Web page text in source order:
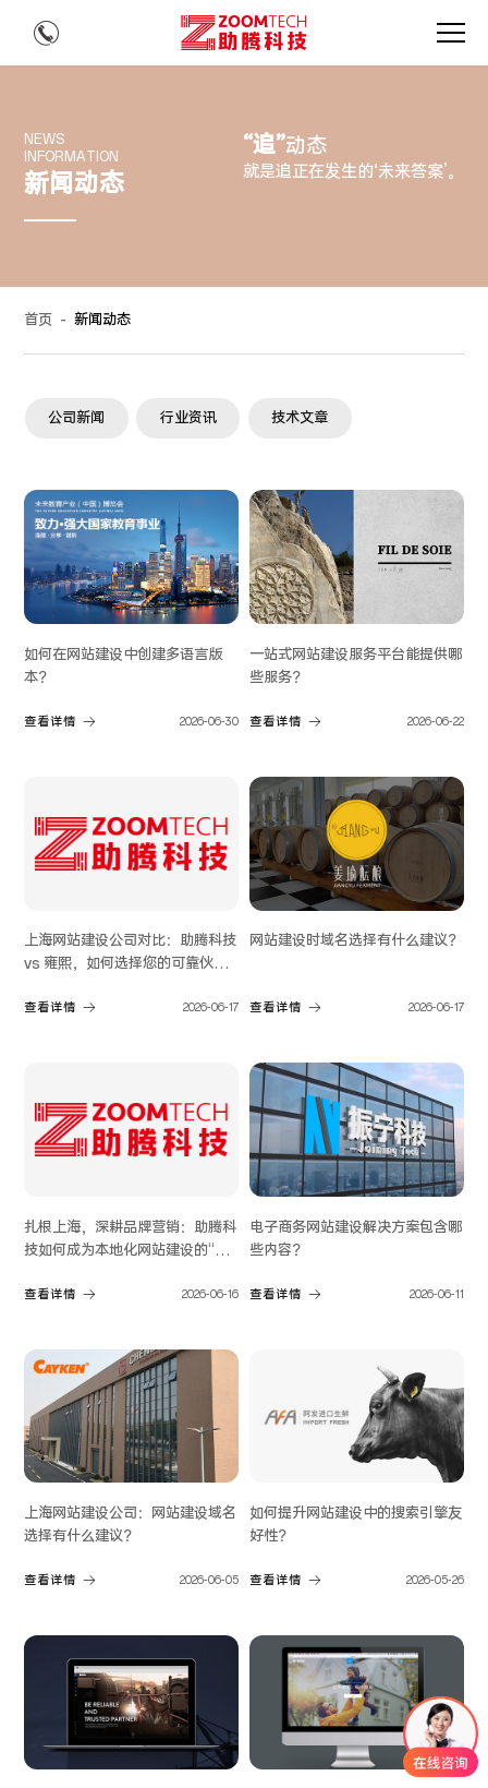
NEWS
INFORMATION
新闻动态
“追”动态
就是追正在发生的‘未来答案’。
首页 - 新闻动态
公司新闻 行业资讯 技术文章
如何在网站建设中创建多语言版
本？
查看详情 2026-06-30
一站式网站建设服务平台能提供哪
些服务？
查看详情 2026-06-22
上海网站建设公司对比：助腾科技
vs 雍熙，如何选择您的可靠伙
查看详情 2026-06-17
网站建设时域名选择有什么建议？
查看详情 2026-06-17
扎根上海，深耕品牌营销：助腾科
技如何成为本地化网站建设的“优
查看详情 2026-06-16
电子商务网站建设解决方案包含哪
些内容？
查看详情 2026-06-11
上海网站建设公司：网站建设域名
选择有什么建议？
查看详情 2026-06-05
如何提升网站建设中的搜索引擎友
好性？
查看详情 2026-05-26